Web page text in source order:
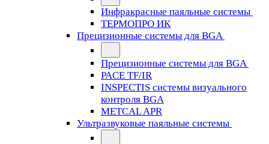
Инфракрасные паяльные системы
ТЕРМОПРО ИК
Прецизионные системы для BGA
Прецизионные системы для BGA
PACE TF/IR
INSPECTIS системы визуального
контроля BGA
METCAL APR
Ультразвуковые паяльные системы